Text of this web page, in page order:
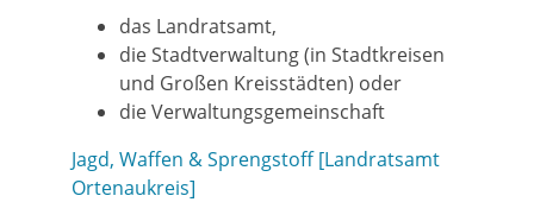
das Landratsamt,
die Stadtverwaltung (in Stadtkreisen
und Großen Kreisstädten) oder
die Verwaltungsgemeinschaft
Jagd, Waffen & Sprengstoff [Landratsamt
Ortenaukreis]